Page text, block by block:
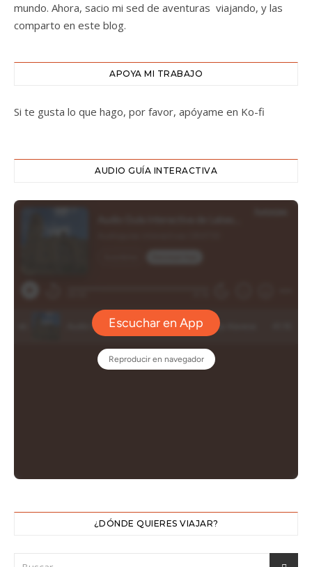
mundo. Ahora, sacio mi sed de aventuras viajando, y las
comparto en este blog.
APOYA MI TRABAJO
Si te gusta lo que hago, por favor, apóyame en Ko-fi
AUDIO GUÍA INTERACTIVA
¿DÓNDE QUIERES VIAJAR?